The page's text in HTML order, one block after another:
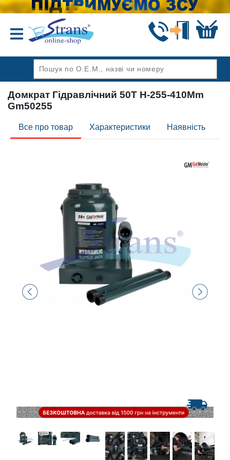
Домкрат Гідравлічний 50T H-255-410Mm
Gm50255
Все про товар Характеристики Наявність